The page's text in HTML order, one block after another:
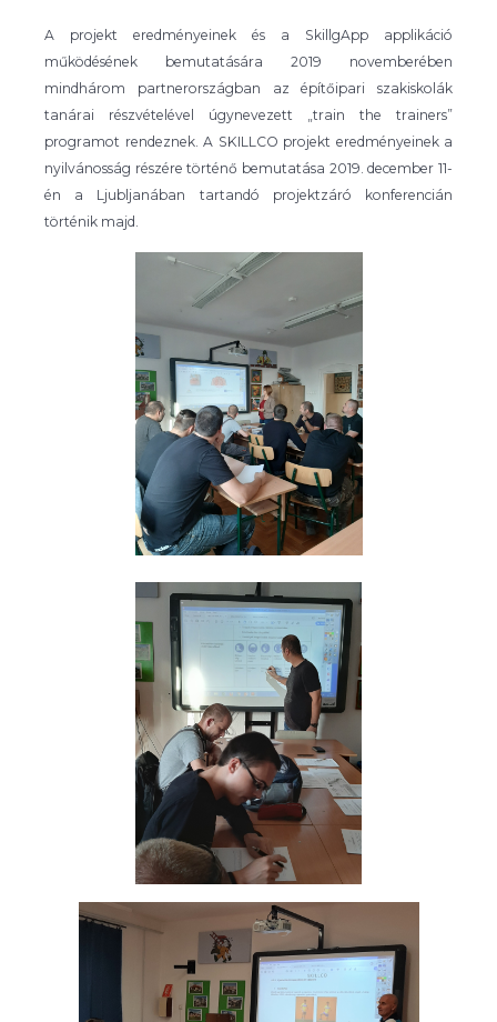
A projekt eredményeinek és a SkillgApp applikáció
működésének bemutatására 2019 novemberében
mindhárom partnerországban az építőipari szakiskolák
tanárai részvételével úgynevezett „train the trainers”
programot rendeznek. A SKILLCO projekt eredményeinek a
nyilvánosság részére történő bemutatása 2019. december 11-
én a Ljubljanában tartandó projektzáró konferencián
történik majd.